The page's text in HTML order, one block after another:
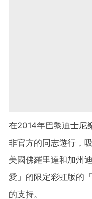
在2014年巴黎迪士尼
非官方的同志遊行，
美國佛羅里達和加州
愛」的限定彩虹版的
的支持。